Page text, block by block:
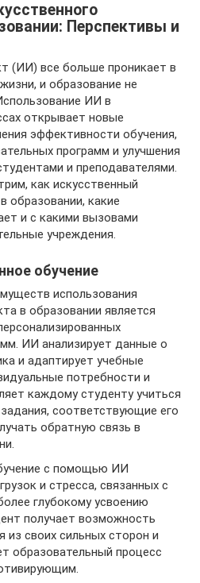
Перспективы и
(ИИ) все больше проникает в
и образование не
ИИ в
открывает новые
эффективности обучения,
программ и улучшения
и преподавателями.
как искусственный
образовании, какие
и с какими вызовами
учреждения.
обучение
использования
в образовании является
ИИ анализирует данные о
и адаптирует учебные
потребности и
каждому студенту учиться
соответствующие его
обратную связь в
с помощью ИИ
и стресса, связанных с
глубокому усвоению
получает возможность
из своих сильных сторон и
образовательный процесс